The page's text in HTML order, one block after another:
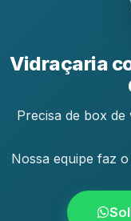
Vidraçaria
Precisa de box
Nossa equipe faz